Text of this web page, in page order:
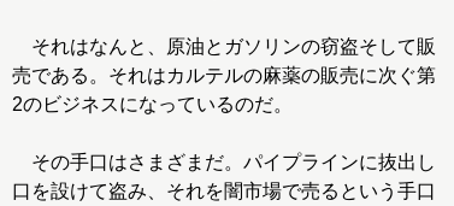
それはなんと、原油とガソリンの窃盗そして販
売である。それはカルテルの麻薬の販売に次ぐ第
2のビジネスになっているのだ。
その手口はさまざまだ。パイプラインに抜出し
口を設けて盗み、それを闇市場で売るという手口